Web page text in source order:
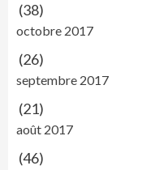
(38)
octobre 2017
(26)
septembre 2017
(21)
août 2017
(46)